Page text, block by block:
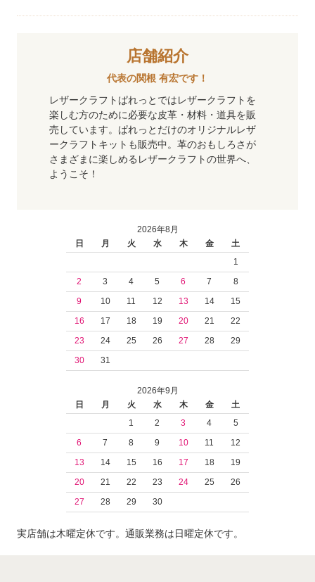
店舗紹介
代表の関根 有宏です！
レザークラフトぱれっとではレザークラフトを
楽しむ方のために必要な皮革・材料・道具を販
売しています。ぱれっとだけのオリジナルレザ
ークラフトキットも販売中。革のおもしろさが
さまざまに楽しめるレザークラフトの世界へ、
ようこそ！
2026年8月
日
月 火 水 木 金
土
1
2
3 4 5 6 7
8
9
10 11 12 13 14
15
16
17 18 19 20 21
22
23
24 25 26 27 28
29
30
31
2026年9月
日
月 火 水 木 金
土
1
2 3 4
5
6
7 8 9 10 11
12
13
14 15 16 17 18
19
20
21 22 23 24 25
26
27
28 29 30
実店舗は木曜定休です。通販業務は日曜定休です。